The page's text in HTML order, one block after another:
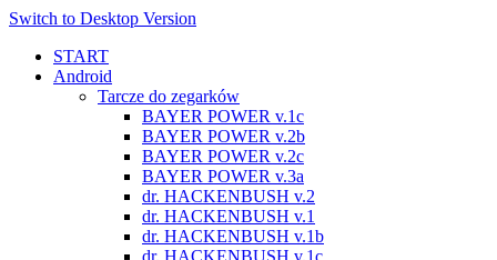
Switch to Desktop Version
START
Android
Tarcze do zegarków
BAYER POWER v.1c
BAYER POWER v.2b
BAYER POWER v.2c
BAYER POWER v.3a
dr. HACKENBUSH v.2
dr. HACKENBUSH v.1
dr. HACKENBUSH v.1b
dr. HACKENBUSH v.1c